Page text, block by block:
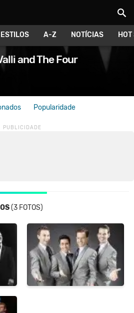
ESTILOS A-Z NOTÍCIAS
and The Four
Popularidade
(3 FOTOS)